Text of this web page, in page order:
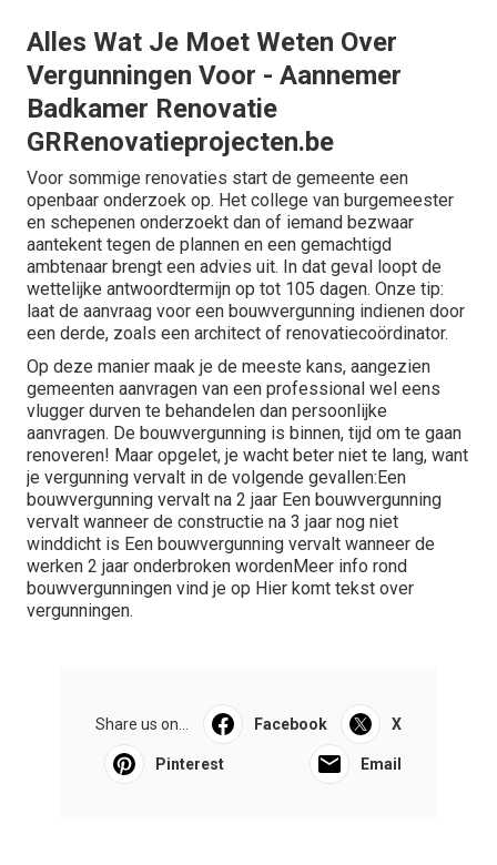
Alles Wat Je Moet Weten Over
Vergunningen Voor - Aannemer
Badkamer Renovatie
GRRenovatieprojecten.be
Voor sommige renovaties start de gemeente een
openbaar onderzoek op. Het college van burgemeester
en schepenen onderzoekt dan of iemand bezwaar
aantekent tegen de plannen en een gemachtigd
ambtenaar brengt een advies uit. In dat geval loopt de
wettelijke antwoordtermijn op tot 105 dagen. Onze tip:
laat de aanvraag voor een bouwvergunning indienen door
een derde, zoals een architect of renovatiecoördinator.
Op deze manier maak je de meeste kans, aangezien
gemeenten aanvragen van een professional wel eens
vlugger durven te behandelen dan persoonlijke
aanvragen. De bouwvergunning is binnen, tijd om te gaan
renoveren! Maar opgelet, je wacht beter niet te lang, want
je vergunning vervalt in de volgende gevallen:Een
bouwvergunning vervalt na 2 jaar Een bouwvergunning
vervalt wanneer de constructie na 3 jaar nog niet
winddicht is Een bouwvergunning vervalt wanneer de
werken 2 jaar onderbroken wordenMeer info rond
bouwvergunningen vind je op Hier komt tekst over
vergunningen.
Share us on... Facebook X
Pinterest Email